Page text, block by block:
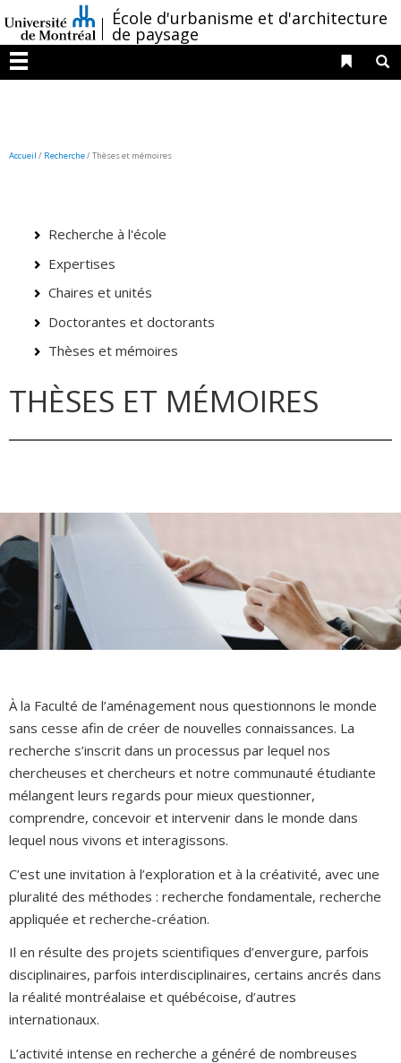
au
contenu
/École d'urbanisme et d'architecture
de paysage
Menu
Liens
Accueil / Recherche/Thèses et mémoires
Recherche à l'école
Expertises
Chaires et unités
Doctorantes et doctorants
Thèses et mémoires
THÈSES ET MÉMOIRES
À la Faculté de l’aménagement nous questionnons le monde
sans cesse afin de créer de nouvelles connaissances. La
recherche s’inscrit dans un processus par lequel nos
chercheuses et chercheurs et notre communauté étudiante
mélangent leurs regards pour mieux questionner,
comprendre, concevoir et intervenir dans le monde dans
lequel nous vivons et interagissons.
C’est une invitation à l’exploration et à la créativité, avec une
pluralité des méthodes : recherche fondamentale, recherche
appliquée et recherche-création.
Il en résulte des projets scientifiques d’envergure, parfois
disciplinaires, parfois interdisciplinaires, certains ancrés dans
la réalité montréalaise et québécoise, d’autres
internationaux.
L’activité intense en recherche a généré de nombreuses